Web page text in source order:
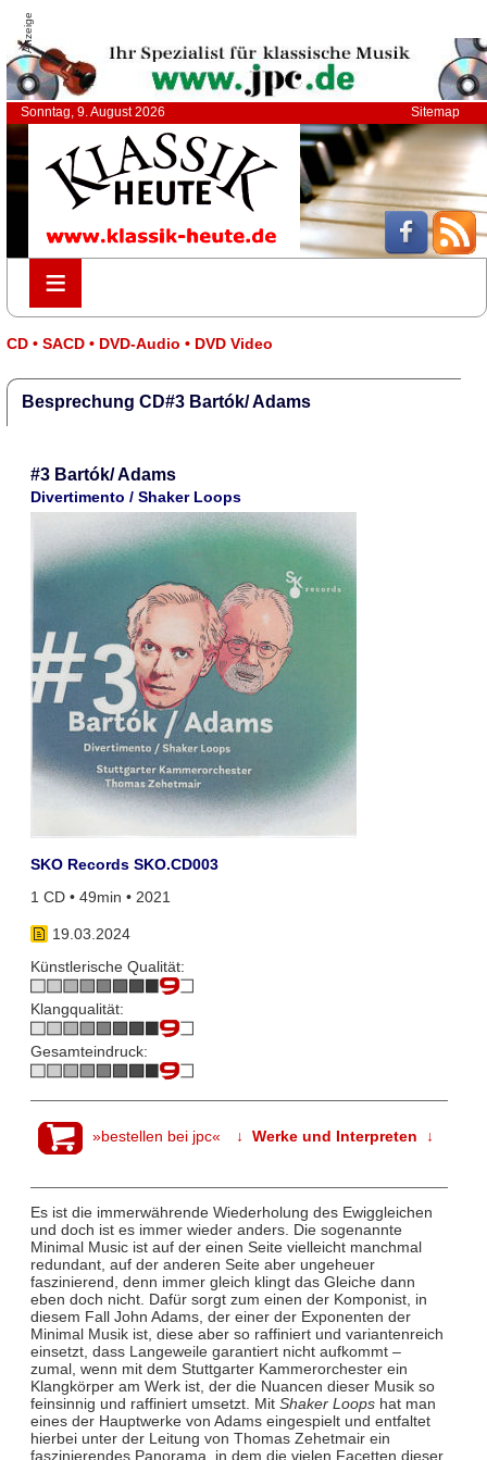
Anzeige
Sonntag, 9. August 2026 Sitemap
≡
≡
CD • SACD • DVD-Audio • DVD Video
Besprechung CD#3 Bartók/ Adams
#3 Bartók/ Adams
Divertimento / Shaker Loops
SKO Records SKO.CD003
1 CD • 49min • 2021
19.03.2024
Künstlerische Qualität:
Klangqualität:
Gesamteindruck:
»bestellen bei jpc« ↓ Werke und Interpreten ↓
Es ist die immerwährende Wiederholung des Ewiggleichen
und doch ist es immer wieder anders. Die sogenannte
Minimal Music ist auf der einen Seite vielleicht manchmal
redundant, auf der anderen Seite aber ungeheuer
faszinierend, denn immer gleich klingt das Gleiche dann
eben doch nicht. Dafür sorgt zum einen der Komponist, in
diesem Fall John Adams, der einer der Exponenten der
Minimal Musik ist, diese aber so raffiniert und variantenreich
einsetzt, dass Langeweile garantiert nicht aufkommt –
zumal, wenn mit dem Stuttgarter Kammerorchester ein
Klangkörper am Werk ist, der die Nuancen dieser Musik so
feinsinnig und raffiniert umsetzt. Mit Shaker Loopshat man
eines der Hauptwerke von Adams eingespielt und entfaltet
hierbei unter der Leitung von Thomas Zehetmair ein
faszinierendes Panorama, in dem die vielen Facetten dieser